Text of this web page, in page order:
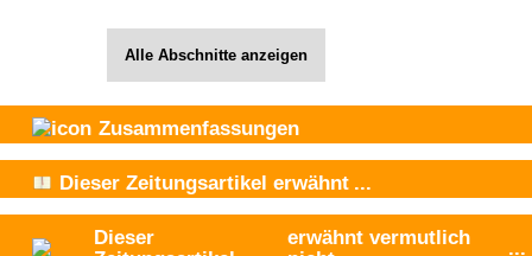
Alle Abschnitte anzeigen
Zusammenfassungen
Dieser Zeitungsartikel erwähnt ...
Dieser
erwähnt vermutlich
...